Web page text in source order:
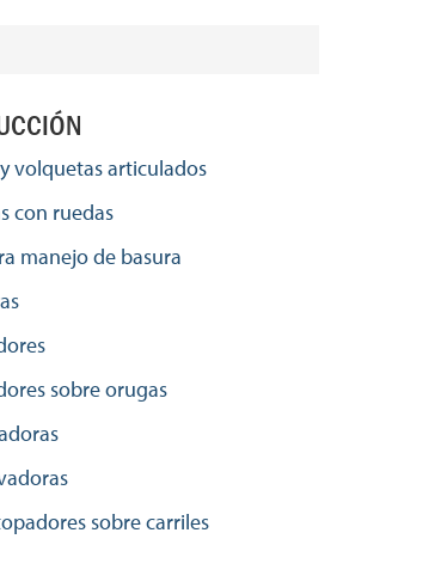
volquetas articulados
con ruedas
manejo de basura
sobre orugas
sobre carriles